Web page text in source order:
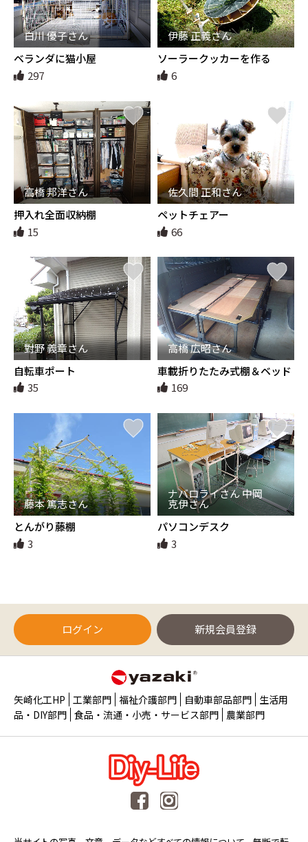
白川 優子さん
ベランダに猫小屋
297
伊藤 正義さん
ソーラークッカーを作る
6
高橋 邦洋さん
押入れ全面収納棚
15
佐久間 正和さん
ペットチェアー
66
對野 義章さん
自転車ポート
35
高橋 広昭さん
車載折りたたみ式棚＆ベッド
169
藤本 篤志さん
とんがり藤棚
3
ナバロライさん 中岡
克伊さん
パソコンデスク
3
ログイン 新規会員登録
矢崎化工HP 工業部門 福祉介護部門 自動車部品部門 生活用
品・DIY部門 食品・流通・小売・サービス部門 農業部門